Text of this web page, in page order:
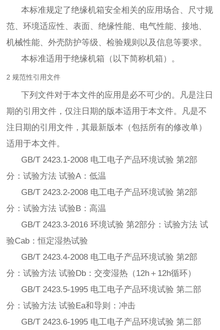
本标准规定了绝缘机箱安全相关的应用场合、尺寸规
范、环境适应性、表面、绝缘性能、电气性能、接地、
机械性能、外壳防护等级、检验规则以及信息等要求。
本标准适用于绝缘机箱（以下简称机箱）。
2 规范性引用文件
下列文件对于本文件的应用是必不可少的。凡是注日
期的引用文件，仅注日期的版本适用于本文件。凡是不
注日期的引用文件，其最新版本（包括所有的修改单）
适用于本文件。
GB/T 2423.1-2008 电工电子产品环境试验 第2部
分：试验方法 试验A：低温
GB/T 2423.2-2008 电工电子产品环境试验 第2部
分：试验方法 试验B：高温
GB/T 2423.3-2016 环境试验 第2部分：试验方法 试
验Cab：恒定湿热试验
GB/T 2423.4-2008 电工电子产品环境试验 第2部
分：试验方法 试验Db：交变湿热（12h＋12h循环）
GB/T 2423.5-1995 电工电子产品环境试验 第二部
分：试验方法 试验Ea和导则：冲击
GB/T 2423.6-1995 电工电子产品环境试验 第二部